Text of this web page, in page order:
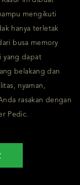
mengikuti
hanya terletak
busa memory
yang dapat
belakang dan
nyaman,
rasakan dengan
Pedic.